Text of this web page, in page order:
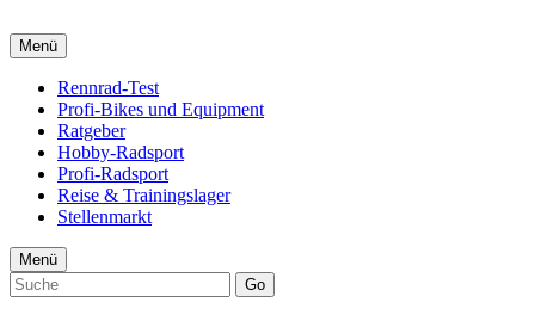
Menü
Rennrad-Test
Profi-Bikes und Equipment
Ratgeber
Hobby-Radsport
Profi-Radsport
Reise & Trainingslager
Stellenmarkt
Menü
Go